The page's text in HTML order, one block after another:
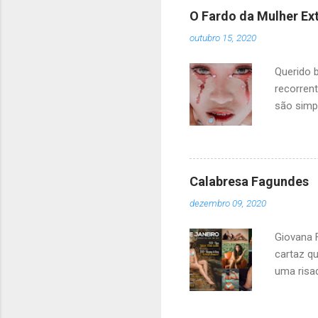
os
direito
O Fardo da Mulher
outubro 15, 2020
Querido
são
estável
ou
de ser
Calabresa Fagundes
dezembro 09, 2020
Giovana
cartaz
uma
onde